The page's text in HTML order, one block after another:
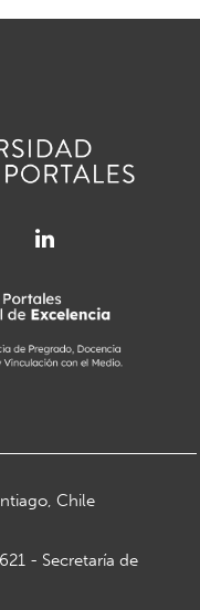
Chile
- Secretaría de